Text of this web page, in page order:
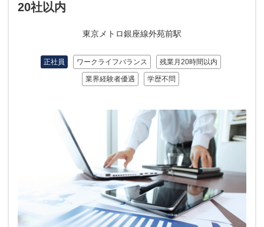
20社以内
東京メトロ銀座線外苑前駅
正社員 ワークライフバランス 残業月20時間以内
業界経験者優遇 学歴不問